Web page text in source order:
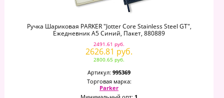
Ручка Шариковая PARKER "Jotter Core Stainless Steel GT",
Ежедневник А5 Синий, Пакет, 880889
2491.61 руб.
2626.81 руб.
2800.65 руб.
Артикул: 995369
Торговая марка:
Parker